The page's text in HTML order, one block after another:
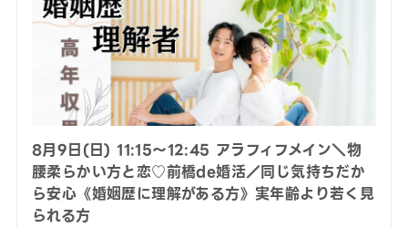
8月9日(日) 11:15〜12:45 アラフィフメイン＼物
腰柔らかい方と恋♡前橋de婚活／同じ気持ちだか
ら安心《婚姻歴に理解がある方》実年齢より若く見
られる方